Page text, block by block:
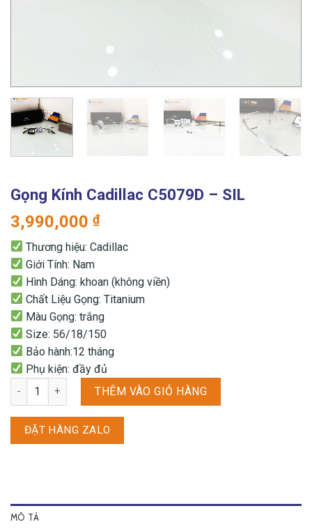
Gọng Kính Cadillac C5079D – SIL
3,990,000 ₫
Thương hiệu: Cadillac
Giới Tính: Nam
Hình Dáng: khoan (không viền)
Chất Liệu Gọng: Titanium
Màu Gọng: trắng
Size: 56/18/150
Bảo hành:12 tháng
Phụ kiện: đầy đủ
Gọng kính Cadillac C5079D - SIL số lượng
THÊM VÀO GIỎ HÀNG
ĐẶT HÀNG ZALO
MÔ TẢ